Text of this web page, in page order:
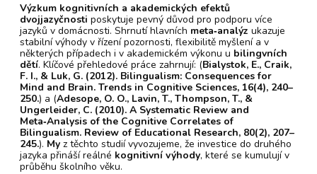
Výzkum kognitivních a akademických efektů
dvojjazyčnosti poskytuje pevný důvod pro podporu více
jazyků v domácnosti. Shrnutí hlavních meta‑analýz ukazuje
stabilní výhody v řízení pozornosti, flexibilitě myšlení a v
některých případech i v akademickém výkonu u bilingvních
dětí. Klíčové přehledové práce zahrnují: (Bialystok, E., Craik,
F. I., & Luk, G. (2012). Bilingualism: Consequences for
Mind and Brain. Trends in Cognitive Sciences, 16(4), 240–
250.) a (Adesope, O. O., Lavin, T., Thompson, T., &
Ungerleider, C. (2010). A Systematic Review and
Meta‑Analysis of the Cognitive Correlates of
Bilingualism. Review of Educational Research, 80(2), 207–
245.). My z těchto studií vyvozujeme, že investice do druhého
jazyka přináší reálné kognitivní výhody, které se kumulují v
průběhu školního věku.